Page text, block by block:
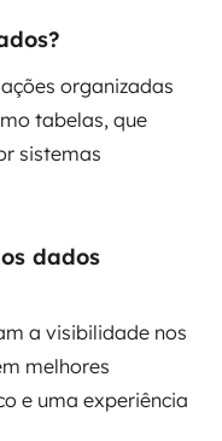
organizadas
tabelas, que
sistemas
dados
a visibilidade nos
melhores
e uma experiência